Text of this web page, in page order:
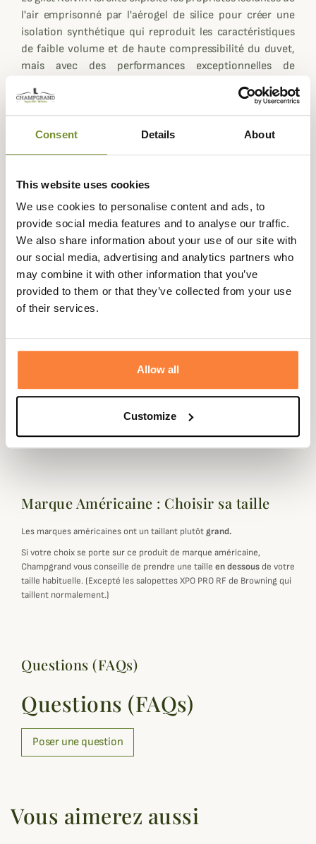
Consent Details About
This website uses cookies
We use cookies to personalise content and ads, to
provide social media features and to analyse our traffic.
We also share information about your use of our site with
our social media, advertising and analytics partners who
may combine it with other information that you’ve
provided to them or that they’ve collected from your use
of their services.
Allow all
Customize
l'air emprisonné par l'aérogel de silice pour créer une
isolation synthétique qui reproduit les caractéristiques
de faible volume et de haute compressibilité du duvet,
mais avec des performances exceptionnelles de
conservation de la chaleur par temps humide. Combiné à
l'excellente isolation PRIMALOFT Gold, vous bénéficierez
d'un très bon rempart face au froid ambient.
Conçu pour les biotopes compliqués au climat
changeant comme la montagne ou les forêts tempérés et
votreveste Kelvin Aerolite
idéal que vous pourrez moduler en fonction de vos
besoins de chaleur.
Enfin, le traitement déperlant DWR permet de repousser
l'eau sur le tissu extérieur.
Fiche technique
Homme
Marque Américaine : Choisir sa taille
Les marques américaines ont un taillant plutôt grand.
Si votre choix se porte sur ce produit de marque américaine,
Champgrand vous conseille de prendre une taille en dessousde votre
taille habituelle. (Excepté les salopettes XPO PRO RF de Browning qui
taillent normalement.)
Questions (FAQs)
Questions (FAQs)
Poser une question
Vous aimerez aussi